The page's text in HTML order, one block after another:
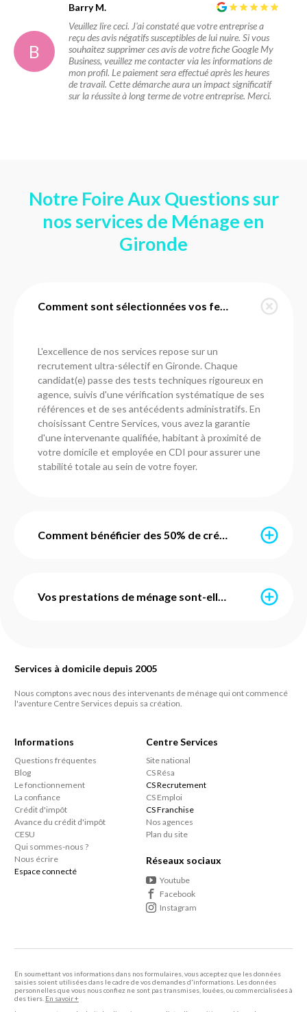
B
Barry M.
Veuillez lire ceci. J'ai constaté que votre entreprise a
reçu des avis négatifs susceptibles de lui nuire. Si vous
souhaitez supprimer ces avis de votre fiche Google My
Business, veuillez me contacter via les informations de
mon profil. Le paiement sera effectué après les heures
de travail. Cette démarche aura un impact significatif
sur la réussite à long terme de votre entreprise. Merci.
Notre Foire Aux Questions sur
nos services de Ménage en
Gironde
Comment sont sélectionnées vos femmes de ménage en Gironde ?
L'excellence de nos services repose sur un
recrutement ultra-sélectif en Gironde. Chaque
candidat(e) passe des tests techniques rigoureux en
agence, suivis d'une vérification systématique de ses
références et de ses antécédents administratifs. En
choisissant Centre Services, vous avez la garantie
d'une intervenante qualifiée, habitant à proximité de
votre domicile et employée en CDI pour assurer une
stabilité totale au sein de votre foyer.
Comment bénéficier des 50% de crédit d'impôt immédiat ?
l'URSSAF, vous ne payez que la moitié de votre facture
€ sont prélevés sur votre compte. C'est simple,
part.
Vos prestations de ménage sont-elles avec ou sans engagement ?
sans engagement de durée et sans frais de dossier
vos interventions sur simple appel à votre agence de
intervenants, et non par un contrat contraignant.
Services à domicile depuis 2005
Nous comptons avec nous des intervenants de ménage qui ont commencé
l'aventure Centre Services depuis sa création.
Informations
Questions fréquentes
Blog
Le fonctionnement
La confiance
Crédit d'impôt
Avance du crédit d'impôt
CESU
Qui sommes-nous ?
Nous écrire
Espace connecté
Centre Services
Site national
CS Résa
CS Recrutement
CS Emploi
CS Franchise
Nos agences
Plan du site
Réseaux sociaux
Youtube
Facebook
Instagram
En soumettant vos informations dans nos formulaires, vous acceptez que les données
saisies soient utilisées dans le cadre de vos demandes d'informations. Les données
personnelles que vous nous confiez ne sont pas transmises, louées, ou commercialisées à
des tiers. En savoir +